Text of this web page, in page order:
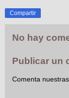
Compartir
No hay
Publicar un
Comenta